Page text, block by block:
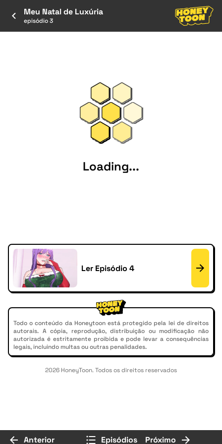
Meu Natal de Luxúria
episódio 3
Loading...
Ler Episódio 4
Todo o conteúdo da Honeytoon está protegido pela lei de direitos
autorais. A cópia, reprodução, distribuição ou modificação não
autorizada é estritamente proibida e pode levar a consequências
legais, incluindo multas ou outras penalidades.
2026 HoneyToon. Todos os direitos reservados
Anterior Episódios Próximo